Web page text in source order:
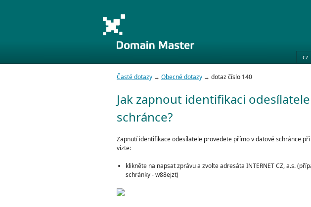
cz
Časté dotazy → Obecné dotazy → dotaz číslo 140
Jak zapnout identifikaci
schránce?
Zapnutí identifikace odesílatele provedete přímo v datové schránce
vizte:
klikněte na napsat zprávu a zvolte adresáta INTERNET CZ, a.s.
schránky - w88ejzt)